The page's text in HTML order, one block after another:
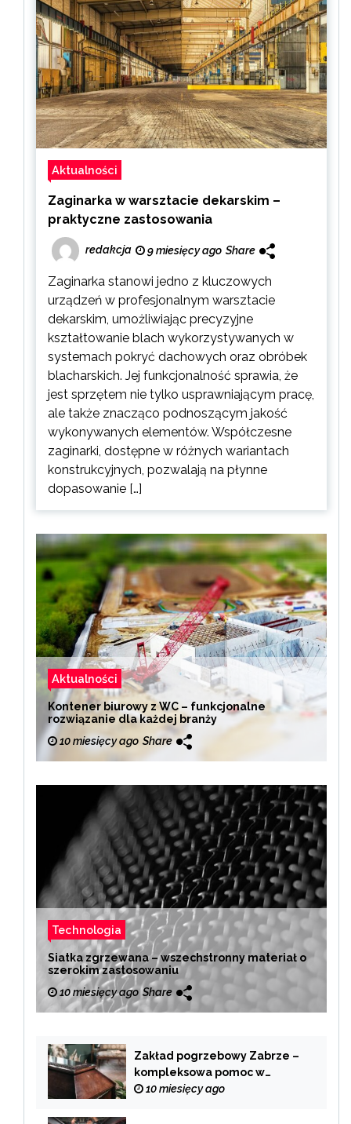
Aktualności
Zaginarka w warsztacie dekarskim –
praktyczne zastosowania
redakcja 9 miesięcy ago Share
Zaginarka stanowi jedno z kluczowych
urządzeń w profesjonalnym warsztacie
dekarskim, umożliwiając precyzyjne
kształtowanie blach wykorzystywanych w
systemach pokryć dachowych oraz obróbek
blacharskich. Jej funkcjonalność sprawia, że
jest sprzętem nie tylko usprawniającym pracę,
ale także znacząco podnoszącym jakość
wykonywanych elementów. Współczesne
zaginarki, dostępne w różnych wariantach
konstrukcyjnych, pozwalają na płynne
dopasowanie […]
Aktualności
Kontener biurowy z WC – funkcjonalne
rozwiązanie dla każdej branży
10 miesięcy ago Share
Technologia
Siatka zgrzewana – wszechstronny materiał o
szerokim zastosowaniu
10 miesięcy ago Share
Zakład pogrzebowy Zabrze –
kompleksowa pomoc w
trudnych chwilach
10 miesięcy ago